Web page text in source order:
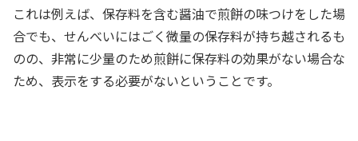
これは例えば、保存料を含む醤油で煎餅の味つけをした場
合でも、せんべいにはごく微量の保存料が持ち越されるも
のの、非常に少量のため煎餅に保存料の効果がない場合な
ため、表示をする必要がないということです。